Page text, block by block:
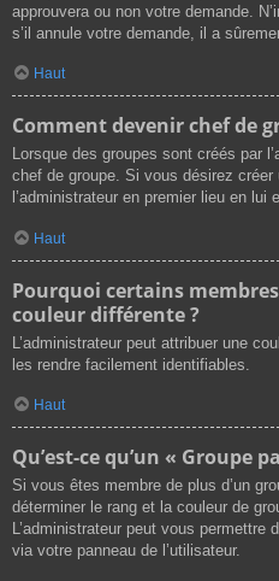
approuvera ou non votre demande.
s’il annule votre demande, il a
Haut
Comment devenir chef de
Lorsque des groupes sont créés par
chef de groupe. Si vous désirez créer
l’administrateur en premier lieu en
Haut
Pourquoi certains
couleur différente ?
L’administrateur peut attribuer une
les rendre facilement identifiables.
Haut
Qu’est-ce qu’un « Groupe
Si vous êtes membre de plus d’un
déterminer le rang et la couleur de
L’administrateur peut vous permettre
via votre panneau de l’utilisateur.